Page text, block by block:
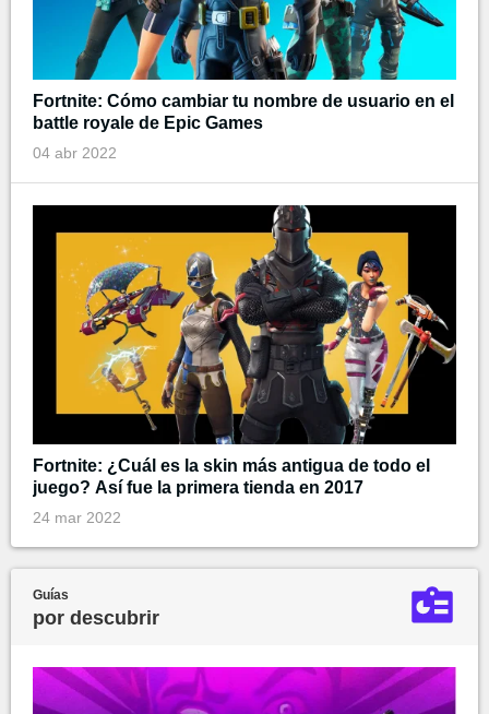
Fortnite: Cómo cambiar tu nombre de usuario en el
battle royale de Epic Games
04 abr 2022
Fortnite: ¿Cuál es la skin más antigua de todo el
juego? Así fue la primera tienda en 2017
24 mar 2022
Guías
por descubrir